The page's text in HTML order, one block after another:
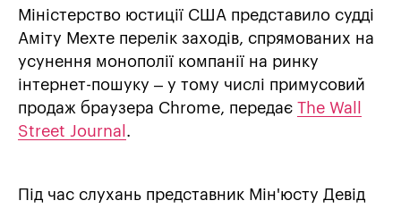
Міністерство юстиції США представило судді
Аміту Мехте перелік заходів, спрямованих на
усунення монополії компанії на ринку
інтернет-пошуку – у тому числі примусовий
продаж браузера Chrome, передає The Wall
Street Journal .
Під час слухань представник Мін'юсту Девід